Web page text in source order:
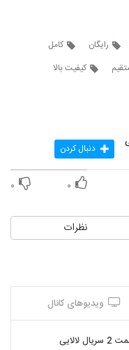
رایگان
کامل
کیفیت بالا
دنبال کردن
۰ ۰
نظرات
ویدیوهای کانال